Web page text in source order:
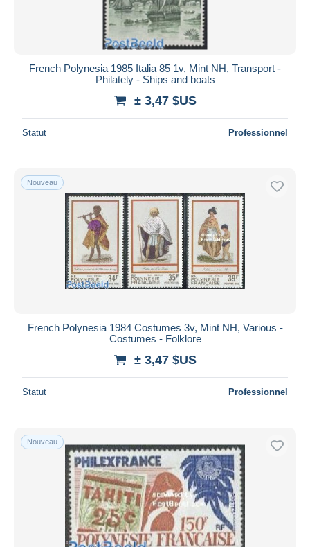
French Polynesia 1985 Italia 85 1v, Mint NH, Transport -
Philately - Ships and boats
± 3,47 $US
Statut Professionnel
Nouveau
French Polynesia 1984 Costumes 3v, Mint NH, Various -
Costumes - Folklore
± 3,47 $US
Statut Professionnel
Nouveau